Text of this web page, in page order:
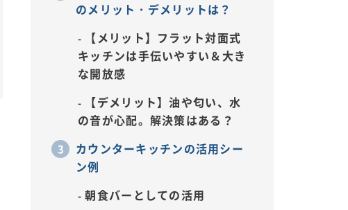
のメリット・デメリットは？
【メリット】フラット対面式
キッチンは手伝いやすい＆大き
な開放感
【デメリット】油や匂い、水
の音が心配。解決策はある？
カウンターキッチンの活用シー
ン例
朝食バーとしての活用